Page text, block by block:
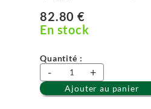
82.80 €
En stock
Quantité :
- +
Ajouter au panier